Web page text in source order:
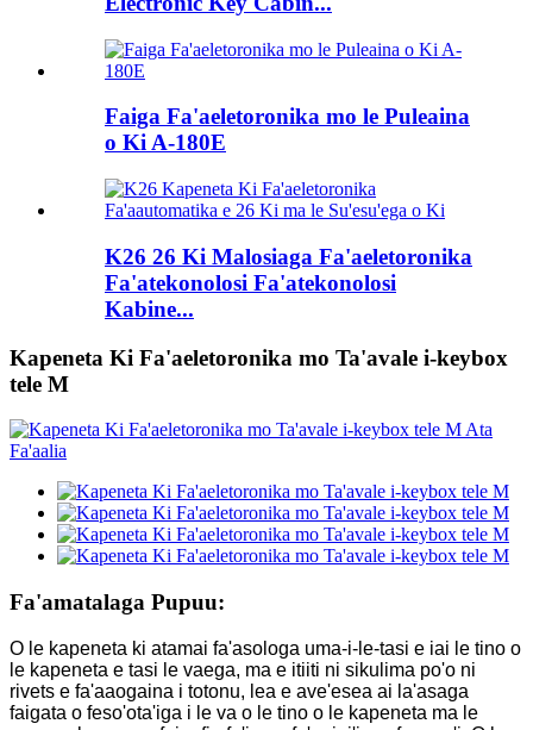
Faiga Fa'aeletoronika mo le Puleaina
o Ki A-180E
K26 26 Ki Malosiaga Fa'aeletoronika
Fa'atekonolosi Fa'atekonolosi
Kabine...
Kapeneta Ki Fa'aeletoronika mo Ta'avale i-keybox
tele M
Fa'amatalaga Pupuu:
O le kapeneta ki atamai fa'asologa uma-i-le-tasi e iai le tino o
le kapeneta e tasi le vaega, ma e itiiti ni sikulima po'o ni
rivets e fa'aaogaina i totonu, lea e ave'esea ai la'asaga
faigata o feso'ota'iga i le va o le tino o le kapeneta ma le